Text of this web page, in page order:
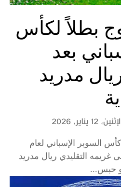
بطلاً لكأس
بعد
مدريد
12 يناير، 2026
السوبر الإسباني لعام
على غريمه التقليدي ريال مدريد